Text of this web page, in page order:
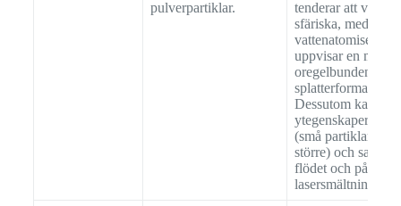
pulverpartiklar.
tenderar att vara
sfäriska, medan
vattenatomiserade
uppvisar en mer
oregelbunden,
splatterformad
Dessutom kan
ytegenskaper som
(små partiklar
större) och
flödet och påverka
lasersmältningen